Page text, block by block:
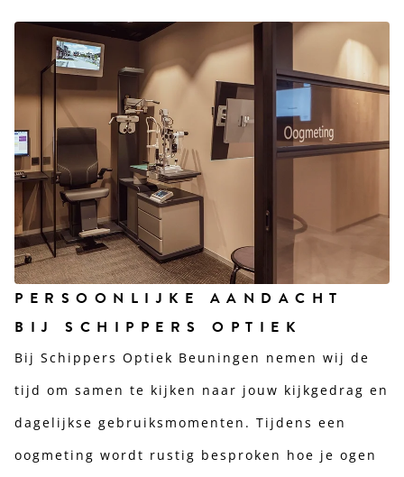
PERSOONLIJKE AANDACHT
BIJ SCHIPPERS OPTIEK
Bij Schippers Optiek Beuningen nemen wij de
tijd om samen te kijken naar jouw kijkgedrag en
dagelijkse gebruiksmomenten. Tijdens een
oogmeting wordt rustig besproken hoe je ogen